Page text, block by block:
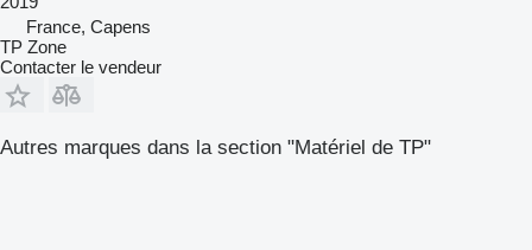
France, Capens
TP Zone
Contacter le vendeur
Autres marques dans la section "Matériel de TP"